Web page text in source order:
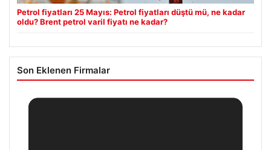
Petrol fiyatları 25 Mayıs: Petrol fiyatları düştü mü, ne kadar
oldu? Brent petrol varil fiyatı ne kadar?
Son Eklenen Firmalar